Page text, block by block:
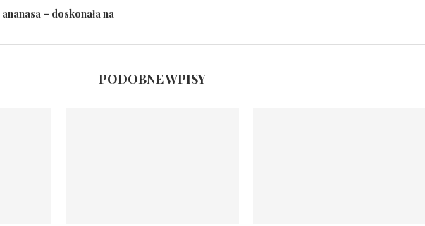
– doskonała na
PODOBNE WPISY